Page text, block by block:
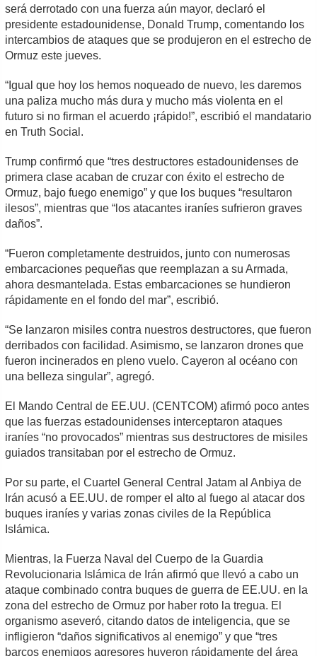
será derrotado con una fuerza aún mayor, declaró el
presidente estadounidense, Donald Trump, comentando los
intercambios de ataques que se produjeron en el estrecho de
Ormuz este jueves.
“Igual que hoy los hemos noqueado de nuevo, les daremos
una paliza mucho más dura y mucho más violenta en el
futuro si no firman el acuerdo ¡rápido!”, escribió el mandatario
en Truth Social.
Trump confirmó que “tres destructores estadounidenses de
primera clase acaban de cruzar con éxito el estrecho de
Ormuz, bajo fuego enemigo” y que los buques “resultaron
ilesos”, mientras que “los atacantes iraníes sufrieron graves
daños”.
“Fueron completamente destruidos, junto con numerosas
embarcaciones pequeñas que reemplazan a su Armada,
ahora desmantelada. Estas embarcaciones se hundieron
rápidamente en el fondo del mar”, escribió.
“Se lanzaron misiles contra nuestros destructores, que fueron
derribados con facilidad. Asimismo, se lanzaron drones que
fueron incinerados en pleno vuelo. Cayeron al océano con
una belleza singular”, agregó.
El Mando Central de EE.UU. (CENTCOM) afirmó poco antes
que las fuerzas estadounidenses interceptaron ataques
iraníes “no provocados” mientras sus destructores de misiles
guiados transitaban por el estrecho de Ormuz.
Por su parte, el Cuartel General Central Jatam al Anbiya de
Irán acusó a EE.UU. de romper el alto al fuego al atacar dos
buques iraníes y varias zonas civiles de la República
Islámica.
Mientras, la Fuerza Naval del Cuerpo de la Guardia
Revolucionaria Islámica de Irán afirmó que llevó a cabo un
ataque combinado contra buques de guerra de EE.UU. en la
zona del estrecho de Ormuz por haber roto la tregua. El
organismo aseveró, citando datos de inteligencia, que se
infligieron “daños significativos al enemigo” y que “tres
barcos enemigos agresores huyeron rápidamente del área